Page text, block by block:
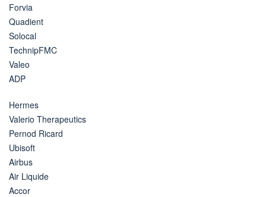
Forvia
Quadient
Solocal
TechnipFMC
Valeo
ADP
Hermes
Valerio Therapeutics
Pernod Ricard
Ubisoft
Airbus
Air Liquide
Accor